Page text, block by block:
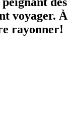
voyager. À
rayonner!